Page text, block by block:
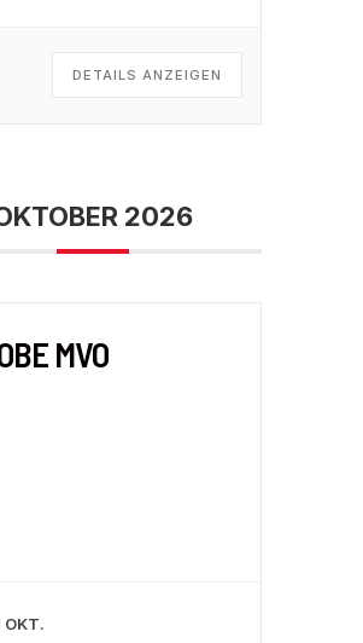
DETAILS ANZEIGEN
2026
MVO
OKT.